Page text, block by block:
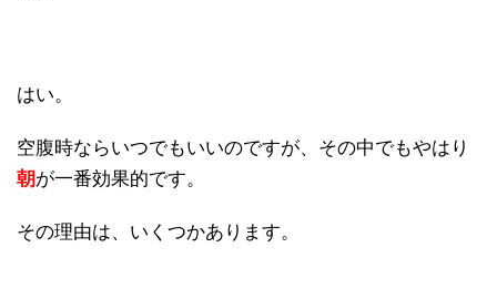
はい。
空腹時ならいつでもいいのですが、その中でもやはり
朝が一番効果的です。
その理由は、いくつかあります。